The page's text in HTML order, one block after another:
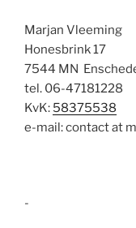
Marjan Vleeming
Honesbrink 17
7544 MN
tel. 06-47181228
KvK: 58375538
e-mail: contact at
-